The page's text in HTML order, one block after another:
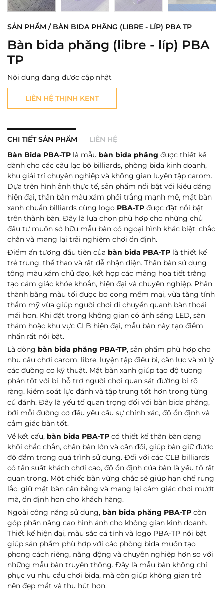
SẢN PHẨM / BÀN BIDA PHĂNG (LIBRE - LÍP) PBA TP
Bàn bida phăng (libre - líp) PBA
TP
Nội dung đang được cập nhật
LIÊN HỆ THỊNH KENT
CHI TIẾT SẢN PHẨM
LIÊN HỆ
Bàn Bida PBA-TP là mẫu bàn bida phăng được thiết kế
dành cho các câu lạc bộ billiards, phòng bida kinh doanh,
khu giải trí chuyên nghiệp và không gian luyện tập carom.
Dựa trên hình ảnh thực tế, sản phẩm nổi bật với kiểu dáng
hiện đại, thân bàn màu xám phối trắng mạnh mẽ, mặt bàn
xanh chuẩn billiards cùng logo PBA-TP được đặt nổi bật
trên thành bàn. Đây là lựa chọn phù hợp cho những chủ
đầu tư muốn sở hữu mẫu bàn có ngoại hình khác biệt, chắc
chắn và mang lại trải nghiệm chơi ổn định.
Điểm ấn tượng đầu tiên của bàn bida PBA-TP là thiết kế
trẻ trung, thể thao và rất dễ nhận diện. Thân bàn sử dụng
tông màu xám chủ đạo, kết hợp các mảng họa tiết trắng
tạo cảm giác khỏe khoắn, hiện đại và chuyên nghiệp. Phần
thành băng màu tối được bo cong mềm mại, vừa tăng tính
thẩm mỹ vừa giúp người chơi di chuyển quanh bàn thoải
mái hơn. Khi đặt trong không gian có ánh sáng LED, sàn
thảm hoặc khu vực CLB hiện đại, mẫu bàn này tạo điểm
nhấn rất nổi bật.
Là dòng bàn bida phăng PBA-TP, sản phẩm phù hợp cho
nhu cầu chơi carom, libre, luyện tập điều bi, căn lực và xử lý
các đường cơ kỹ thuật. Mặt bàn xanh giúp tạo độ tương
phản tốt với bi, hỗ trợ người chơi quan sát đường bi rõ
ràng, kiểm soát lực đánh và tập trung tốt hơn trong từng
cú đánh. Đây là yếu tố quan trọng đối với bàn bida phăng,
bởi mỗi đường cơ đều yêu cầu sự chính xác, độ ổn định và
cảm giác bàn tốt.
Về kết cấu, bàn bida PBA-TP có thiết kế thân bàn dạng
khối chắc chắn, chân bàn lớn và cân đối, giúp bàn giữ được
độ đầm trong quá trình sử dụng. Đối với các CLB billiards
có tần suất khách chơi cao, độ ổn định của bàn là yếu tố rất
quan trọng. Một chiếc bàn vững chắc sẽ giúp hạn chế rung
lắc, giữ mặt bàn cân bằng và mang lại cảm giác chơi mượt
mà, ổn định hơn cho khách hàng.
Ngoài công năng sử dụng, bàn bida phăng PBA-TP còn
góp phần nâng cao hình ảnh cho không gian kinh doanh.
Thiết kế hiện đại, màu sắc cá tính và logo PBA-TP nổi bật
giúp sản phẩm phù hợp với các phòng bida muốn tạo
phong cách riêng, năng động và chuyên nghiệp hơn so với
những mẫu bàn truyền thống. Đây là mẫu bàn không chỉ
phục vụ nhu cầu chơi bida, mà còn giúp không gian trở
nên đẹp mắt và thu hút hơn.